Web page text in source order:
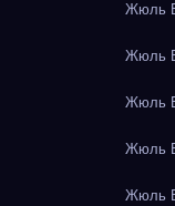
Жюль
Жюль
Жюль
Жюль
Жюль